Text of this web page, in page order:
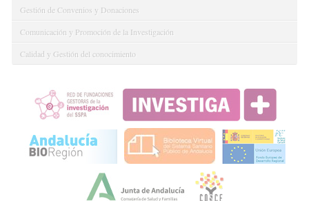
Gestión de Convenios y Donaciones
Comunicación y Promoción de la Investigación
Calidad y Gestión del conocimiento